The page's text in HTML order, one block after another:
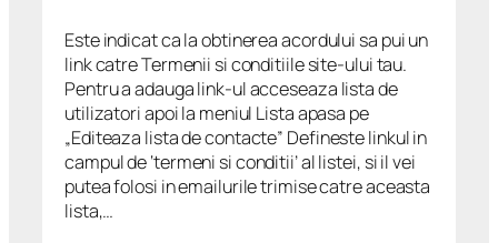
Este indicat ca la obtinerea acordului sa pui un
link catre Termenii si conditiile site-ului tau.
Pentru a adauga link-ul acceseaza lista de
utilizatori apoi la meniul Lista apasa pe
„Editeaza lista de contacte” Defineste linkul in
campul de ‘termeni si conditii’ al listei, si il vei
putea folosi in emailurile trimise catre aceasta
lista,…